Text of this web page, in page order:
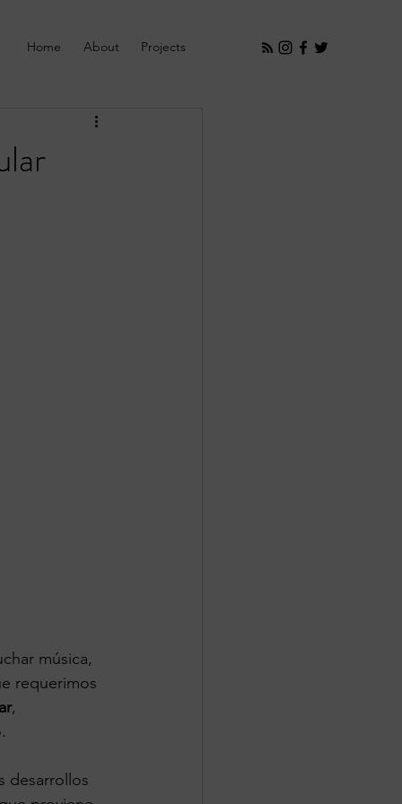
Home About Projects
música,
requerimos
,
desarrollos